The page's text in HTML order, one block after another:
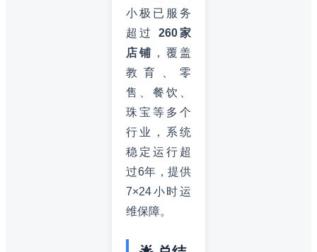
小极已服务
超过 260家
店铺 ，覆盖
教育、零
售、餐饮、
珠宝等多个
行业，系统
稳定运行超
过6年，提供
7×24小时运
维保障。